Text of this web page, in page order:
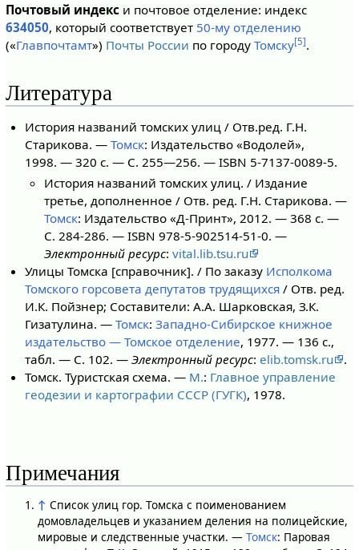
Почтовый индекси почтовое отделение: индекс
634050, который соответствует 50-му отделению
(«Главпочтамт») Почты России по городу Томску[5].
Литература
История названий томских улиц / Отв.ред. Г.Н.
Старикова. —Томск: Издательство «Водолей»,
1998. — 320 с. — С. 255—256. — ISBN 5-7137-0089-5.
История названий томских улиц. / Издание
третье, дополненное / Отв. ред. Г.Н. Старикова. —
Томск: Издательство «Д-Принт», 2012. — 368 с. —
С. 284-286. — ISBN 978-5-902514-51-0. —
Электронный ресурс:vital.lib.tsu.ru
Улицы Томска [справочник]. / По заказу Исполкома
Томского горсовета депутатов трудящихся / Отв. ред.
И.К. Пойзнер; Составители: А.А. Шарковская, З.К.
Гизатулина. —Томск:Западно-Сибирское книжное
издательство — Томское отделение, 1977. — 136 с.,
табл. — С. 102. —Электронный ресурс:elib.tomsk.ru
.
Томск. Туристская схема. — М.: Главное управление
геодезии и картографии СССР (ГУГК), 1978.
Примечания
↑ Список улиц гор. Томска с поименованием
домовладельцев и указанием деления на полицейские,
мировые и следственные участки. — Томск: Паровая